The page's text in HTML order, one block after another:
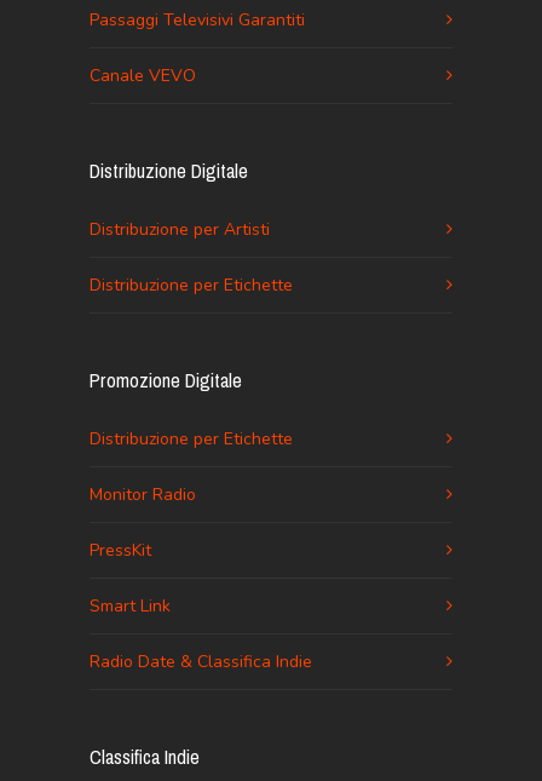
Passaggi Televisivi Garantiti
Canale VEVO
Distribuzione Digitale
Distribuzione per Artisti
Distribuzione per Etichette
Promozione Digitale
Distribuzione per Etichette
Monitor Radio
PressKit
Smart Link
Radio Date & Classifica Indie
Classifica Indie